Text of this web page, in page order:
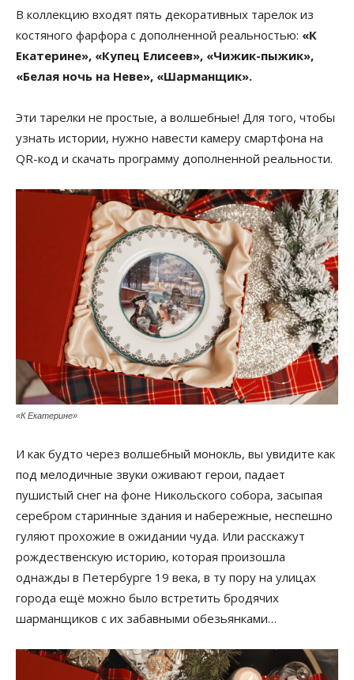
В коллекцию входят пять декоративных тарелок из
костяного фарфора с дополненной реальностью: «К
Екатерине», «Купец Елисеев», «Чижик-пыжик»,
«Белая ночь на Неве», «Шарманщик».
Эти тарелки не простые, а волшебные! Для того, чтобы
узнать истории, нужно навести камеру смартфона на
QR-код и скачать программу дополненной реальности.
«К Екатерине»
И как будто через волшебный монокль, вы увидите как
под мелодичные звуки оживают герои, падает
пушистый снег на фоне Никольского собора, засыпая
серебром старинные здания и набережные, неспешно
гуляют прохожие в ожидании чуда. Или расскажут
рождественскую историю, которая произошла
однажды в Петербурге 19 века, в ту пору на улицах
города ещё можно было встретить бродячих
шарманщиков с их забавными обезьянками…